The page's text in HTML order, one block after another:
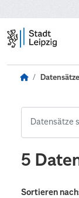
Datensätze
5
Sortieren nach